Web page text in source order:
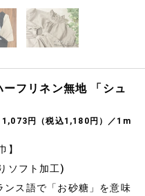
フリネン無地 「シュ
1,073円（税込1,180円）／1m
】
ソフト加工)
ンス語で「お砂糖」を意味